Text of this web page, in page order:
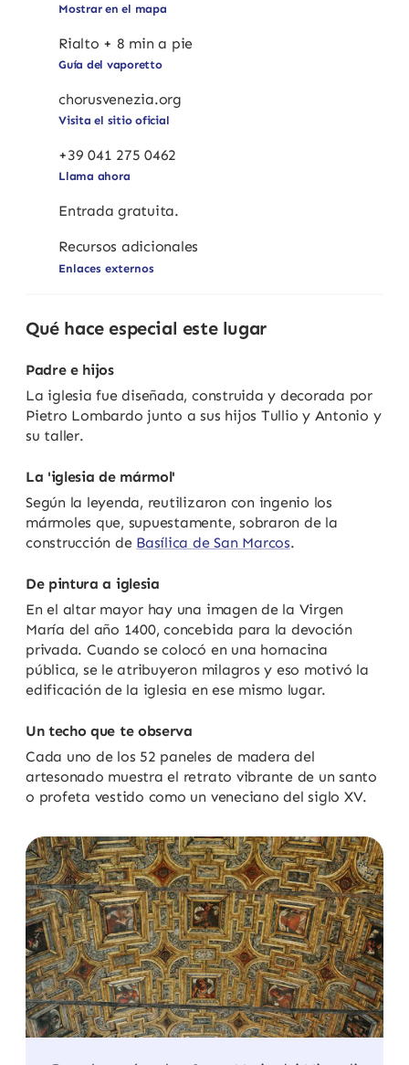
Mostrar en el mapa
Rialto + 8 min a pie
Guía del vaporetto
chorusvenezia.org
Visita el sitio oficial
+39 041 275 0462
Llama ahora
Entrada gratuita.
Recursos adicionales
Enlaces externos
Qué hace especial este lugar
Padre e hijos
La iglesia fue diseñada, construida y decorada por
Pietro Lombardo junto a sus hijos Tullio y Antonio y
su taller.
La 'iglesia de mármol'
Según la leyenda, reutilizaron con ingenio los
mármoles que, supuestamente, sobraron de la
construcción de Basílica de San Marcos.
De pintura a iglesia
En el altar mayor hay una imagen de la Virgen
María del año 1400, concebida para la devoción
privada. Cuando se colocó en una hornacina
pública, se le atribuyeron milagros y eso motivó la
edificación de la iglesia en ese mismo lugar.
Un techo que te observa
Cada uno de los 52 paneles de madera del
artesonado muestra el retrato vibrante de un santo
o profeta vestido como un veneciano del siglo XV.